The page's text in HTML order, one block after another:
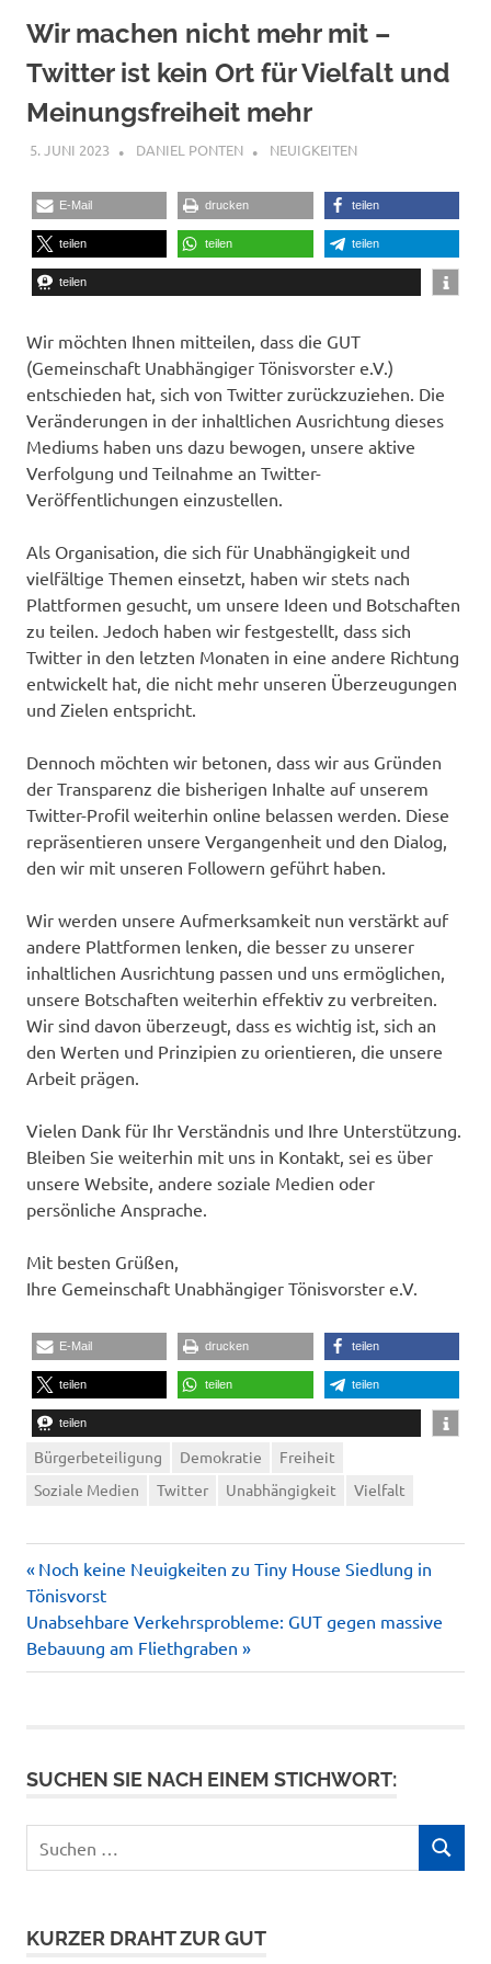
Wir machen nicht mehr mit –
Twitter ist kein Ort für Vielfalt und
Meinungsfreiheit mehr
5. JUNI 2023 DANIEL PONTEN NEUIGKEITEN
E-Mail drucken teilen
teilen teilen teilen
teilen
Wir möchten Ihnen mitteilen, dass die GUT
(Gemeinschaft Unabhängiger Tönisvorster e.V.)
entschieden hat, sich von Twitter zurückzuziehen. Die
Veränderungen in der inhaltlichen Ausrichtung dieses
Mediums haben uns dazu bewogen, unsere aktive
Verfolgung und Teilnahme an Twitter-
Veröffentlichungen einzustellen.
Als Organisation, die sich für Unabhängigkeit und
vielfältige Themen einsetzt, haben wir stets nach
Plattformen gesucht, um unsere Ideen und Botschaften
zu teilen. Jedoch haben wir festgestellt, dass sich
Twitter in den letzten Monaten in eine andere Richtung
entwickelt hat, die nicht mehr unseren Überzeugungen
und Zielen entspricht.
Dennoch möchten wir betonen, dass wir aus Gründen
der Transparenz die bisherigen Inhalte auf unserem
Twitter-Profil weiterhin online belassen werden. Diese
repräsentieren unsere Vergangenheit und den Dialog,
den wir mit unseren Followern geführt haben.
Wir werden unsere Aufmerksamkeit nun verstärkt auf
andere Plattformen lenken, die besser zu unserer
inhaltlichen Ausrichtung passen und uns ermöglichen,
unsere Botschaften weiterhin effektiv zu verbreiten.
Wir sind davon überzeugt, dass es wichtig ist, sich an
den Werten und Prinzipien zu orientieren, die unsere
Arbeit prägen.
Vielen Dank für Ihr Verständnis und Ihre Unterstützung.
Bleiben Sie weiterhin mit uns in Kontakt, sei es über
unsere Website, andere soziale Medien oder
persönliche Ansprache.
Mit besten Grüßen,
Ihre Gemeinschaft Unabhängiger Tönisvorster e.V.
E-Mail drucken teilen
teilen teilen teilen
teilen
Bürgerbeteiligung Demokratie
Freiheit
Soziale Medien
Twitter Unabhängigkeit Vielfalt
Beitragsnavigation
Vorheriger
Beitrag:
Noch keine Neuigkeiten zu Tiny House Siedlung in
Tönisvorst
Nächster
Beitrag:
Unabsehbare Verkehrsprobleme: GUT gegen massive
Bebauung am Fliethgraben
SUCHEN SIE NACH EINEM STICHWORT:
nach:
SUCHEN
KURZER DRAHT ZUR GUT